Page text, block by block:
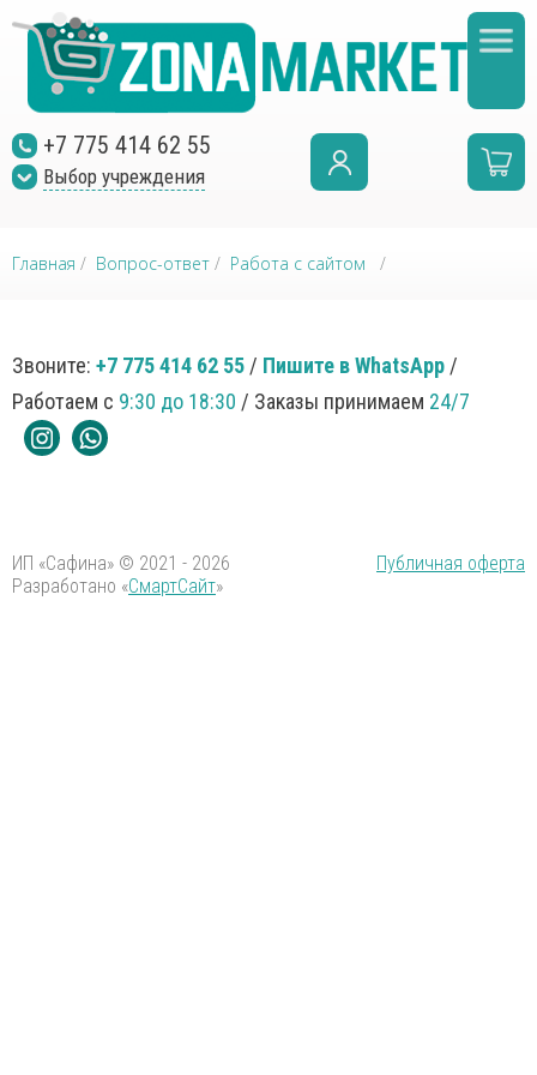
+7 775 414 62 55
Выбор учреждения
Главная / Вопрос-ответ / Работа с сайтом /
Звоните: +7 775 414 62 55 / Пишите в WhatsApp /
Работаем с 9:30 до 18:30 / Заказы принимаем 24/7
ИП «Сафина» © 2021 - 2026
Публичная оферта
Разработано «СмартСайт»